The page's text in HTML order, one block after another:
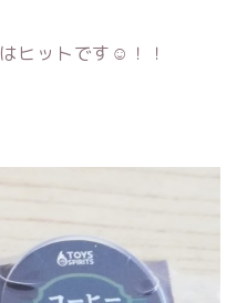
ヒットです☺！！